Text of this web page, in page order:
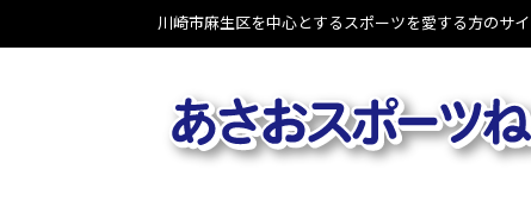
川崎市麻生区を中心とするスポーツを愛する方のサイ